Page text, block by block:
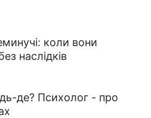
коли вони
наслідків
де? Психолог - про